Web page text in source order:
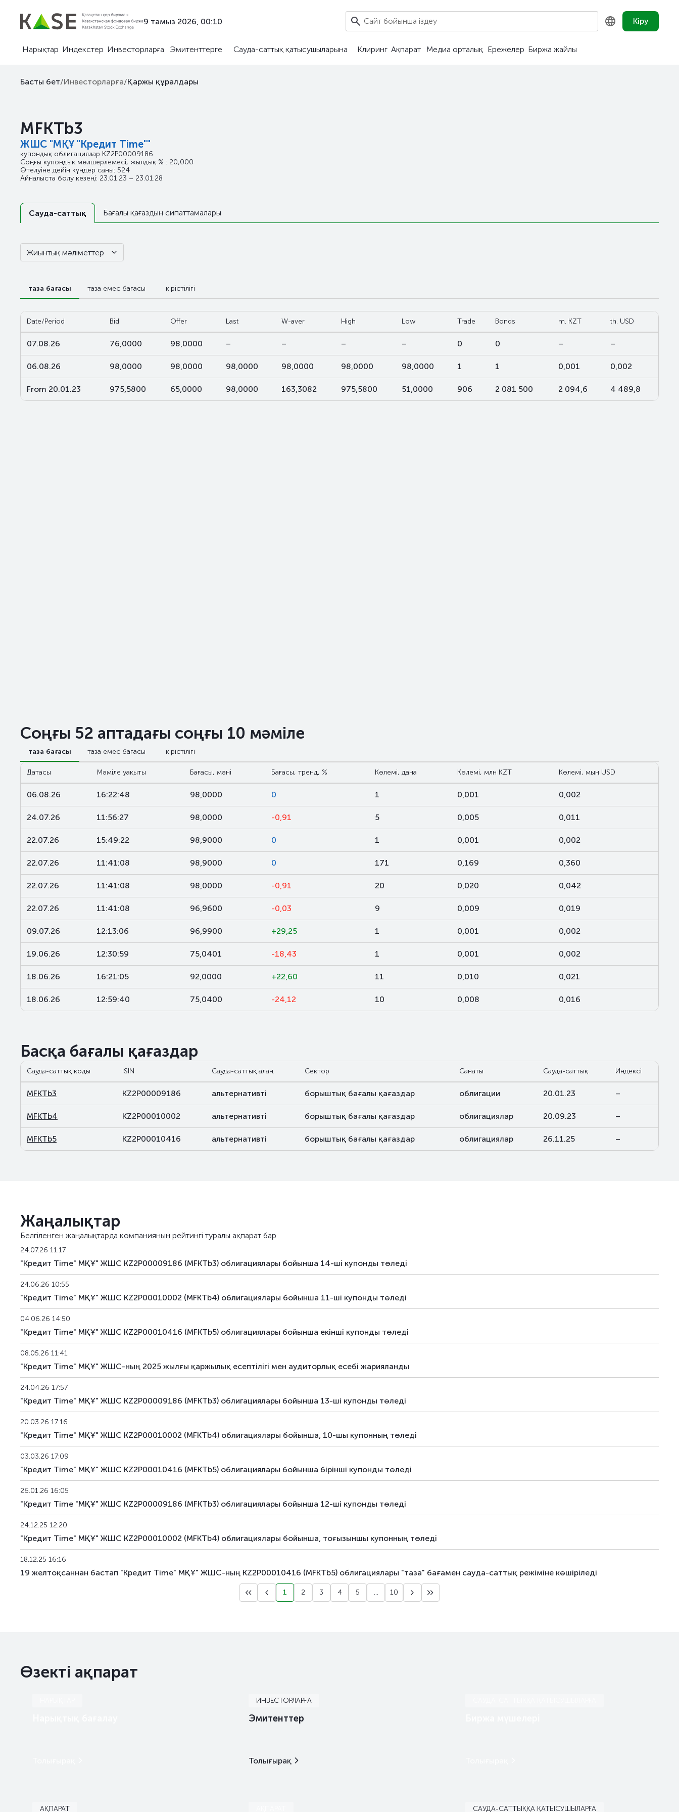
9 тамыз 2026, 00:10 Кіру
Нарықтар Индекстер Инвесторларға Эмитенттерге Сауда-саттық қатысушыларына Клиринг Ақпарат Медиа орталық Ережелер Биржа жайлы
Басты бет/Инвесторларға/Қаржы құралдары
MFKTb3
ЖШС "МҚҰ "Кредит Time""
купондық облигациялар KZ2P00009186
Соңғы купондық мөлшерлемесі, жылдық % : 20,000
Өтелуіне дейін күндер саны: 524
Айналыста болу кезеңі: 23.01.23 – 23.01.28
Сауда-саттық Бағалы қағаздың сипаттамалары
Жиынтық мәліметтер
таза бағасы таза емес бағасы кірістілігі
Date/Period Bid Offer Last W-aver High Low Trade Bonds m. KZT th. USD
07.08.26 76,0000 98,0000 – – – – 0 0 – –
06.08.26 98,0000 98,0000 98,0000 98,0000 98,0000 98,0000 1 1 0,001 0,002
From 20.01.23 975,5800 65,0000 98,0000 163,3082 975,5800 51,0000 906 2 081 500 2 094,6 4 489,8
Соңғы 52 аптадағы соңғы 10 мәміле
таза бағасы таза емес бағасы кірістілігі
Датасы Мәміле уақыты Бағасы, мәні Бағасы, тренд, % Көлемі, дана Көлемі, млн KZT Көлемі, мың USD
06.08.26 16:22:48 98,0000 0 1 0,001 0,002
24.07.26 11:56:27 98,0000 -0,91 5 0,005 0,011
22.07.26 15:49:22 98,9000 0 1 0,001 0,002
22.07.26 11:41:08 98,9000 0 171 0,169 0,360
22.07.26 11:41:08 98,0000 -0,91 20 0,020 0,042
22.07.26 11:41:08 96,9600 -0,03 9 0,009 0,019
09.07.26 12:13:06 96,9900 +29,25 1 0,001 0,002
19.06.26 12:30:59 75,0401 -18,43 1 0,001 0,002
18.06.26 16:21:05 92,0000 +22,60 11 0,010 0,021
18.06.26 12:59:40 75,0400 -24,12 10 0,008 0,016
Басқа бағалы қағаздар
Сауда-саттық коды ISIN Сауда-саттық алаң Сектор Санаты Сауда-саттық Индексі
MFKTb3 KZ2P00009186 альтернативті борыштық бағалы қағаздар облигации 20.01.23 –
MFKTb4 KZ2P00010002 альтернативті борыштық бағалы қағаздар облигациялар 20.09.23 –
MFKTb5 KZ2P00010416 альтернативті борыштық бағалы қағаздар облигациялар 26.11.25 –
Жаңалықтар
Белгіленген жаңалықтарда компанияның рейтингі туралы ақпарат бар
24.07.26 11:17
"Кредит Time" МҚҰ" ЖШС KZ2P00009186 (MFKTb3) облигациялары бойынша 14-ші купонды төледі
24.06.26 10:55
"Кредит Time" МҚҰ" ЖШС KZ2P00010002 (MFKTb4) облигациялары бойынша 11-ші купонды төледі
04.06.26 14:50
"Кредит Time" МҚҰ" ЖШС KZ2P00010416 (MFKTb5) облигациялары бойынша екiнші купонды төледі
08.05.26 11:41
"Кредит Time" МҚҰ" ЖШС-ның 2025 жылғы қаржылық есептілігі мен аудиторлық есебі жарияланды
24.04.26 17:57
"Кредит Time" МҚҰ" ЖШС KZ2P00009186 (MFKTb3) облигациялары бойынша 13-ші купонды төледі
20.03.26 17:16
"Кредит Time" МҚҰ" ЖШС KZ2P00010002 (MFKTb4) облигациялары бойынша, 10-шы купонның төледi
03.03.26 17:09
"Кредит Time" МҚҰ" ЖШС KZ2P00010416 (MFKTb5) облигациялары бойынша бiрiнші купонды төледі
26.01.26 16:05
"Кредит Time "МҚҰ" ЖШС KZ2P00009186 (MFKTb3) облигациялары бойынша 12-шi купонды төледі
24.12.25 12:20
"Кредит Time" МҚҰ" ЖШС KZ2P00010002 (MFKTb4) облигациялары бойынша, тоғызыншы купонның төледi
18.12.25 16:16
19 желтоқсаннан бастап "Кредит Time" МҚҰ" ЖШС-ның KZ2P00010416 (MFKTb5) облигациялары "таза" бағамен сауда-саттық режіміне көшіріледі
1 2 3 4 5 ... 10
Өзекті ақпарат
ИНВЕСТОРЛАРҒА
Эмитенттер
Толығырақ
АҚПАРАТ САУДА-САТТЫҚҚА ҚАТЫСУШЫЛАРҒА